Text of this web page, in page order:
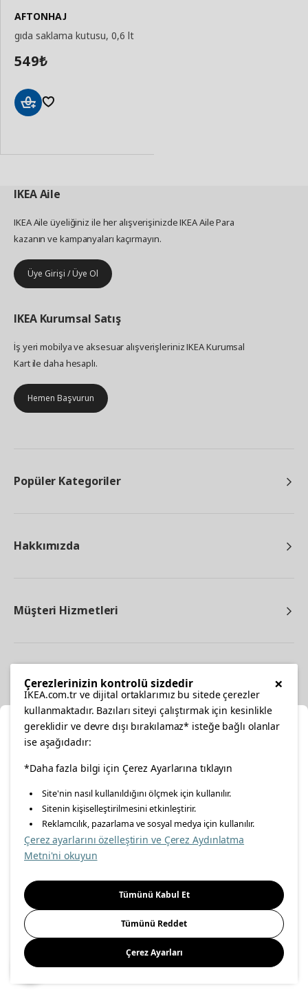
AFTONHAJ
gıda saklama kutusu, 0,6 lt
549₺
IKEAAile
IKEA Aile üyeliğiniz ile her alışverişinizde IKEA Aile Para
kazanın ve kampanyaları kaçırmayın.
Üye Girişi / Üye Ol
IKEA Kurumsal Satış
İş yeri mobilya ve aksesuar alışverişleriniz IKEA Kurumsal
Kart ile daha hesaplı.
Hemen Başvurun
Popüler Kategoriler
Hakkımızda
Müşteri Hizmetleri
facebooktwitterinstagrampinterestyoutube
linkedin
Enerji Politikası Bilgi Güvenliği Politikası
Gıda Güvenliği Politikası
Önemli Bilgilendirme İnternet Sitesi Gizlilik Politikası
Kişisel Verilerin Korunması
© Inter IKEA Systems B.V 1999-
Konumunuzu Seçin
İnternetten vereceğiniz siparişlerinizde size özel hizmet ve
içerikleri görebilmek için lütfen konumuzu seçin.
İl seçiniz
Seçiniz
Kaydet
×
Çerezlerinizin kontrolü sizdedir
IKEA.com.tr ve dijital ortaklarımız bu sitede çerezler
kullanmaktadır. Bazıları siteyi çalıştırmak için kesinlikle
gereklidir ve devre dışı bırakılamaz* isteğe bağlı olanlar
ise aşağıdadır:
*Daha fazla bilgi için Çerez Ayarlarına tıklayın
Site'nin nasıl kullanıldığını ölçmek için kullanılır.
Sitenin kişiselleştirilmesini etkinleştirir.
Reklamcılık, pazarlama ve sosyal medya için kullanılır.
Çerez ayarlarını özelleştirin ve Çerez Aydınlatma
Metni'ni okuyun
Tümünü Kabul Et
Tümünü Reddet
Çerez Ayarları